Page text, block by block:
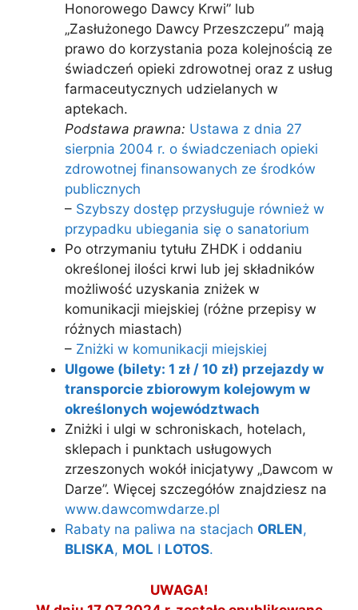
Honorowego Dawcy Krwi” lub
„Zasłużonego Dawcy Przeszczepu” mają
prawo do korzystania poza kolejnością ze
świadczeń opieki zdrowotnej oraz z usług
farmaceutycznych udzielanych w
aptekach.
Podstawa prawna: Ustawa z dnia 27
sierpnia 2004 r. o świadczeniach opieki
zdrowotnej finansowanych ze środków
publicznych
– Szybszy dostęp przysługuje również w
przypadku ubiegania się o sanatorium
Po otrzymaniu tytułu ZHDK i oddaniu
określonej ilości krwi lub jej składników
możliwość uzyskania zniżek w
komunikacji miejskiej (różne przepisy w
różnych miastach)
– Zniżki w komunikacji miejskiej
Ulgowe (bilety: 1 zł / 10 zł) przejazdy w
transporcie zbiorowym kolejowym w
określonych województwach
Zniżki i ulgi w schroniskach, hotelach,
sklepach i punktach usługowych
zrzeszonych wokół inicjatywy „Dawcom w
Darze”. Więcej szczegółów znajdziesz na
www.dawcomwdarze.pl
Rabaty na paliwa na stacjach ORLEN,
BLISKA, MOL I LOTOS.
UWAGA!